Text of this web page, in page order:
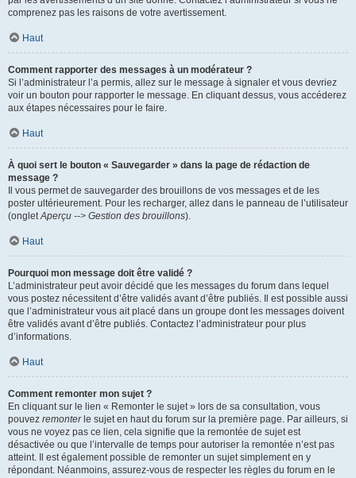
comprenez pas les raisons de votre avertissement.
Haut
Comment rapporter des messages à un modérateur ?
Si l’administrateur l’a permis, allez sur le message à signaler et vous devriez
voir un bouton pour rapporter le message. En cliquant dessus, vous accéderez
aux étapes nécessaires pour le faire.
Haut
À quoi sert le bouton « Sauvegarder » dans la page de rédaction de
message ?
Il vous permet de sauvegarder des brouillons de vos messages et de les
poster ultérieurement. Pour les recharger, allez dans le panneau de l’utilisateur
(ongletAperçu --> Gestion des brouillons).
Haut
Pourquoi mon message doit être validé ?
L’administrateur peut avoir décidé que les messages du forum dans lequel
vous postez nécessitent d’être validés avant d’être publiés. Il est possible aussi
que l’administrateur vous ait placé dans un groupe dont les messages doivent
être validés avant d’être publiés. Contactez l’administrateur pour plus
d’informations.
Haut
Comment remonter mon sujet ?
En cliquant sur le lien « Remonter le sujet » lors de sa consultation, vous
pouvez remonterle sujet en haut du forum sur la première page. Par ailleurs, si
vous ne voyez pas ce lien, cela signifie que la remontée de sujet est
désactivée ou que l’intervalle de temps pour autoriser la remontée n’est pas
atteint. Il est également possible de remonter un sujet simplement en y
répondant. Néanmoins, assurez-vous de respecter les règles du forum en le